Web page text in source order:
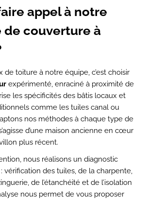
appel à notre
de couverture à
de toiture à notre équipe, c’est choisir
expérimenté, enraciné à proximité de
les spécificités des bâtis locaux et
comme les tuiles canal ou
nos méthodes à chaque type de
d’une maison ancienne en cœur
plus récent.
nous réalisons un diagnostic
vérification des tuiles, de la charpente,
de l’étanchéité et de l’isolation
nous permet de vous proposer